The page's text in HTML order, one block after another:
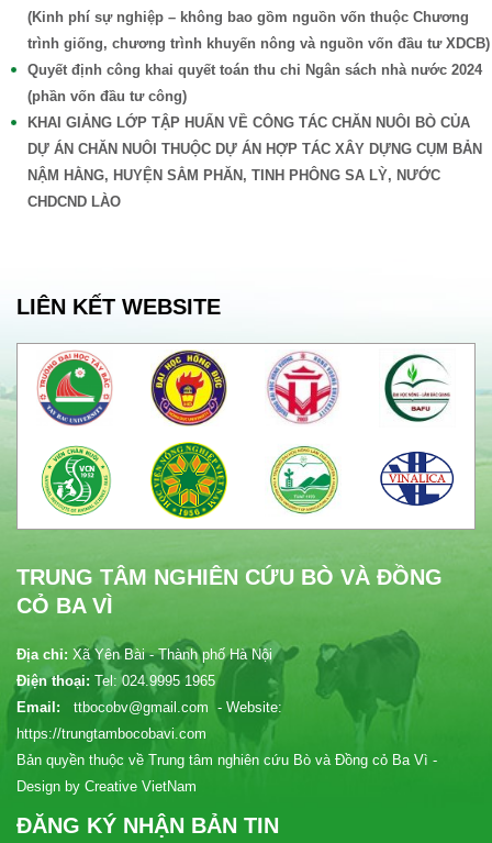
(Kinh phí sự nghiệp – không bao gồm nguồn vốn thuộc Chương
trình giống, chương trình khuyến nông và nguồn vốn đầu tư XDCB)
Quyết định công khai quyết toán thu chi Ngân sách nhà nước 2024
(phần vốn đầu tư công)
KHAI GIẢNG LỚP TẬP HUẤN VỀ CÔNG TÁC CHĂN NUÔI BÒ CỦA
DỰ ÁN CHĂN NUÔI THUỘC DỰ ÁN HỢP TÁC XÂY DỰNG CỤM BẢN
NẬM HẰNG, HUYỆN SẲM PHĂN, TINH PHÔNG SA LỲ, NƯỚC
CHDCND LÀO
LIÊN KẾT WEBSITE
TRUNG TÂM NGHIÊN CỨU BÒ VÀ ĐỒNG
CỎ BA VÌ
Địa chỉ: Xã Yên Bài - Thành phố Hà Nội
Điện thoại: Tel: 024.9995 1965
Email:
ttbocobv@gmail.com - Website:
https://trungtambocobavi.com
Bản quyền thuộc về Trung tâm nghiên cứu Bò và Đồng cỏ Ba Vì -
Design by Creative VietNam
ĐĂNG KÝ NHẬN BẢN TIN